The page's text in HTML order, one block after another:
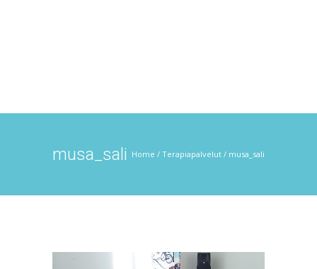
musa_sali Home / Terapiapalvelut / musa_sali